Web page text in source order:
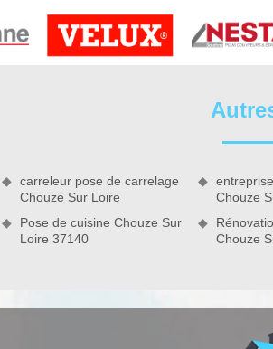
Sur Loire
votre salle de bain ? Si vous souhaitez en
au service de votre demande. Ainsi, la
de renouveler et d’offrir un nouvel atout pour
carreleur pose de carrelage
Chouze Sur Loire
Pose de cuisine Chouze Sur
Loire 37140
Chouze
Chouze